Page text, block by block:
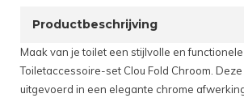
Productbeschrijving
Maak van je toilet een stijlvolle en
Toiletaccessoire-set Clou Fold Chroom.
uitgevoerd in een elegante chrome